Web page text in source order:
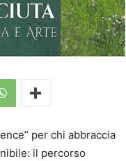
per chi abbraccia
il percorso